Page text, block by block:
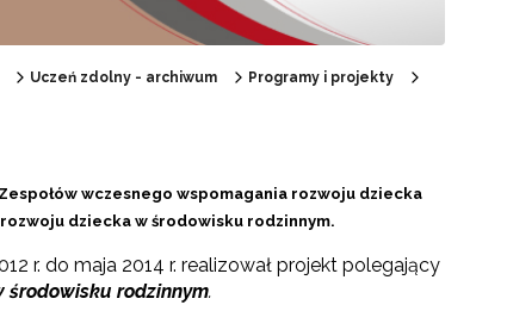
Uczeń zdolny - archiwum
Programy i projekty
wczesnego wspomagania rozwoju dziecka
dziecka w środowisku rodzinnym.
r. do maja 2014 r. realizował projekt polegający
środowisku rodzinnym.